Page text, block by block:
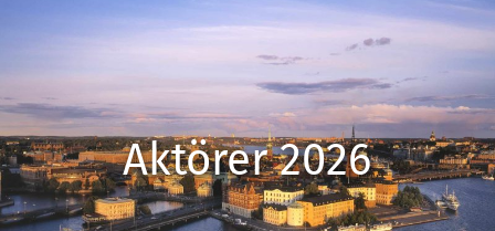
Aktörer 2026